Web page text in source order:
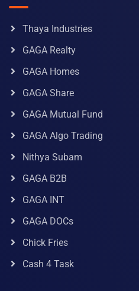
Thaya Industries
GAGA Realty
GAGA Homes
GAGA Share
GAGA Mutual Fund
GAGA Algo Trading
Nithya Subam
GAGA B2B
GAGA INT
GAGA DOCs
Chick Fries
Cash 4 Task